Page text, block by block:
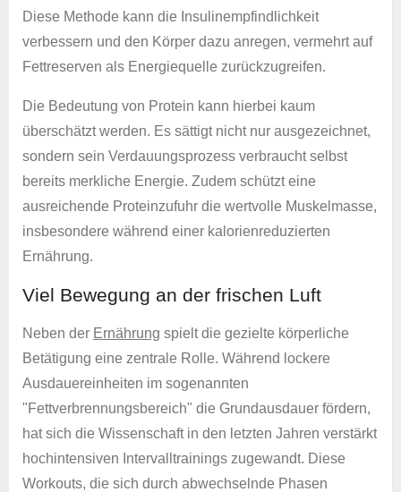
Diese Methode kann die Insulinempfindlichkeit
verbessern und den Körper dazu anregen, vermehrt auf
Fettreserven als Energiequelle zurückzugreifen.
Die Bedeutung von Protein kann hierbei kaum
überschätzt werden. Es sättigt nicht nur ausgezeichnet,
sondern sein Verdauungsprozess verbraucht selbst
bereits merkliche Energie. Zudem schützt eine
ausreichende Proteinzufuhr die wertvolle Muskelmasse,
insbesondere während einer kalorienreduzierten
Ernährung.
Viel Bewegung an der frischen Luft
Neben der Ernährung spielt die gezielte körperliche
Betätigung eine zentrale Rolle. Während lockere
Ausdauereinheiten im sogenannten
"Fettverbrennungsbereich" die Grundausdauer fördern,
hat sich die Wissenschaft in den letzten Jahren verstärkt
hochintensiven Intervalltrainings zugewandt. Diese
Workouts, die sich durch abwechselnde Phasen